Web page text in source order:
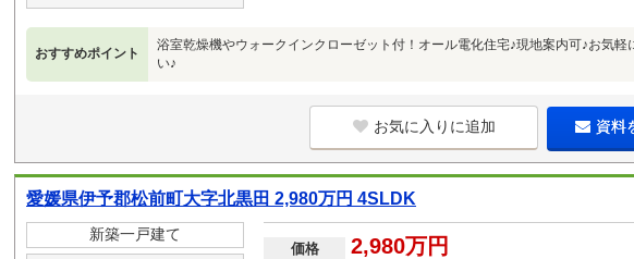
おすすめポイント
浴室乾燥機やウォークインクローゼット付！オール電化住宅♪現地案内可♪お気軽
い♪
お気に入りに追加 資料
愛媛県伊予郡松前町大字北黒田 2,980万円 4SLDK
新築一戸建て
価格 2,980万円